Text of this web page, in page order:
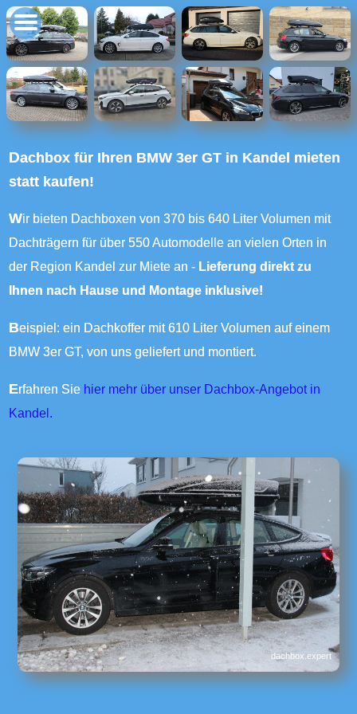
Dachbox für Ihren BMW 3er GT in Kandel mieten
statt kaufen!
Wir bieten Dachboxen von 370 bis 640 Liter Volumen mit
Dachträgern für über 550 Automodelle an vielen Orten in
der Region Kandel zur Miete an - Lieferung direkt zu
Ihnen nach Hause und Montage inklusive!
Beispiel: ein Dachkoffer mit 610 Liter Volumen auf einem
BMW 3er GT, von uns geliefert und montiert.
Erfahren Sie hier mehr über unser Dachbox-Angebot in
Kandel.
dachbox.expert